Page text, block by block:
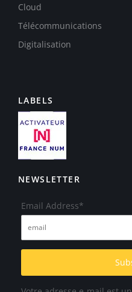
Cloud
Télécommunications
Digitalisation
LABELS
NEWSLETTER
Email Address*